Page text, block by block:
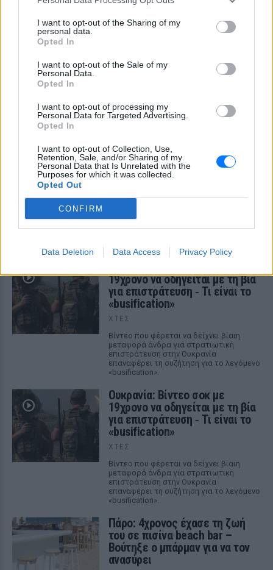
I want to opt-out of the Sharing of my
personal data.
Opted In
I want to opt-out of the Sale of my
Personal Data.
Opted In
I want to opt-out of processing my
Personal Data for Targeted Advertising.
Opted In
I want to opt-out of Collection, Use,
Retention, Sale, and/or Sharing of my
Personal Data that Is Unrelated with the
Purposes for which it was collected.
Opted Out
CONFIRM
Data Deletion Data Access Privacy Policy
ΔΕΙΤΕ ΕΠΙΣΗΣ
19χρονο να οδηγείται με τη βία
για επιστράτευση ‑ Τι είναι το
«busification»
ΧΤΕΣ
Βίντεο που φέρεται να δείχνει βίαιη
μεταφορά άνδρα για στρατιωτική
επιστράτευση στην Ουκρανία
επαναφέρει τη συζήτηση για το λεγόμενο
«busification».
Ουκρανία: Βίντεο σοκ με
19χρονο να οδηγείται με τη βία
για επιστράτευση ‑ Τι είναι το
«busification»
ΧΤΕΣ
Βίντεο που φέρεται να δείχνει βίαιη
μεταφορά άνδρα για στρατιωτική
επιστράτευση στην Ουκρανία
επαναφέρει τη συζήτηση για το λεγόμενο
«busification».
Πάρο: 4χρονος έχασε τη ζωή
του σε πισίνα beach bar –
Βούτηξε ο μπάρμαν για να τον
ανασύρει